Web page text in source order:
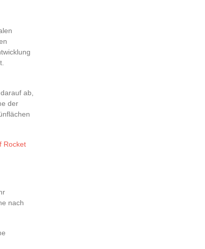
ab,
der
Rocket
nach